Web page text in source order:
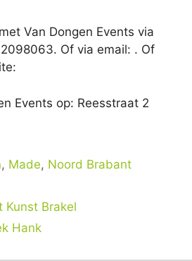
Van Dongen Events via
Of via email: . Of
Events op: Reesstraat 2
, Made, Noord Brabant
Kunst Brakel
Hank